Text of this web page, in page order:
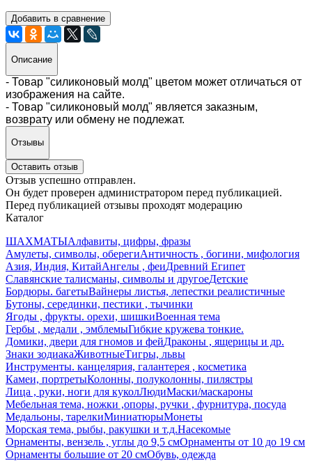
Добавить в сравнение
Описание
- Товар "силиконовый молд" цветом может отличаться от
изображения на сайте.
- Товар "силиконовый молд" является заказным,
возврату или обмену не подлежат.
Отзывы
Оставить отзыв
Отзыв успешно отправлен.
Он будет проверен администратором перед публикацией.
Перед публикацией отзывы проходят модерацию
Каталог
ШАХМАТЫАлфавиты, цифры, фразы
Амулеты, символы, оберегиАнтичность , богини, мифология
Азия, Индия, КитайАнгелы , феиДревний Египет
Славянские талисманы, символы и другоеДетские
Бордюры. багетыВайнеры листья, лепестки реалистичные
Бутоны, серединки, пестики , тычинки
Ягоды , фрукты. орехи, шишкиВоенная тема
Гербы , медали , эмблемыГибкие кружева тонкие.
Домики, двери для гномов и фейДраконы , ящерицы и др.
Знаки зодиакаЖивотныеТигры, львы
Инструменты. канцелярия, галантерея , косметика
Камеи, портретыКолонны, полуколонны, пилястры
Лица , руки, ноги для куколЛюдиМаски/маскароны
Мебельная тема, ножки ,опоры, ручки , фурнитура, посуда
Медальоны, тарелкиМиниатюрыМонеты
Морская тема, рыбы, ракушки и т.д.Насекомые
Орнаменты, вензель , углы до 9,5 смОрнаменты от 10 до 19 см
Орнаменты большие от 20 смОбувь, одежда